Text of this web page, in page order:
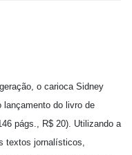
o carioca Sidney
lançamento do livro de
págs., R$ 20). Utilizando a
textos jornalísticos,